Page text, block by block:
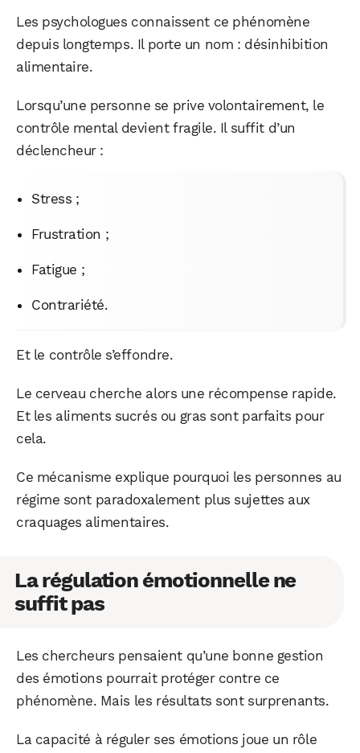
Les psychologues connaissent ce phénomène
depuis longtemps. Il porte un nom : désinhibition
alimentaire.
Lorsqu’une personne se prive volontairement, le
contrôle mental devient fragile. Il suffit d’un
déclencheur :
Stress ;
Frustration ;
Fatigue ;
Contrariété.
Et le contrôle s’effondre.
Le cerveau cherche alors une récompense rapide.
Et les aliments sucrés ou gras sont parfaits pour
cela.
Ce mécanisme explique pourquoi les personnes au
régime sont paradoxalement plus sujettes aux
craquages alimentaires.
La régulation émotionnelle ne
suffit pas
Les chercheurs pensaient qu’une bonne gestion
des émotions pourrait protéger contre ce
phénomène. Mais les résultats sont surprenants.
La capacité à réguler ses émotions joue un rôle